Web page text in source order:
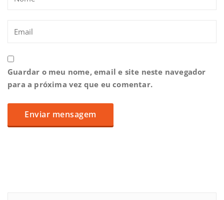
Guardar o meu nome, email e site neste navegador
para a próxima vez que eu comentar.